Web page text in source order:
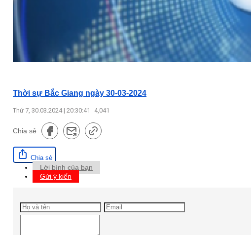
Thời sự Bắc Giang ngày 30-03-2024
Thứ 7, 30.03.2024 | 20:30:41 4,041
Chia sẻ
Chia sẻ
Lời bình của bạn
Gửi ý kiến